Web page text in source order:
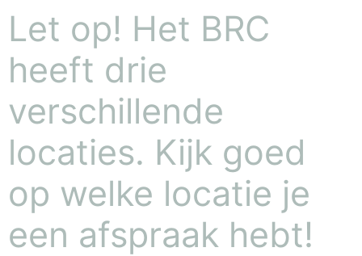
Let op! Het BRC
heeft drie
verschillende
locaties. Kijk goed
op welke locatie je
een afspraak hebt!